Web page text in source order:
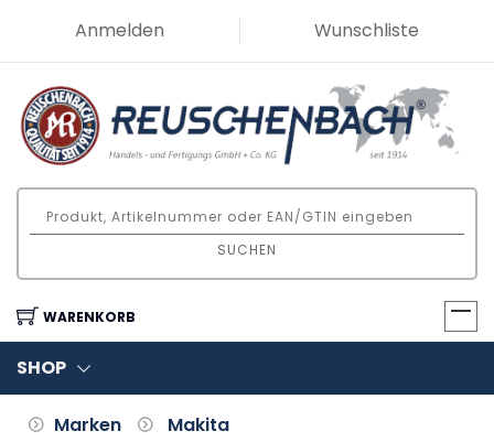
Anmelden Wunschliste
SUCHEN
WARENKORB
SHOP
Marken Makita